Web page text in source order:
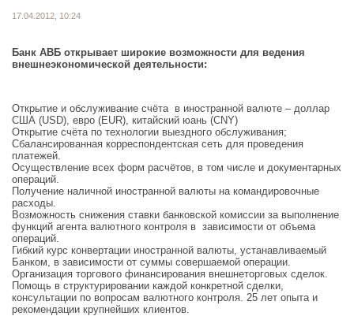
17.04.2012, 10:24
Банк АВБ открывает широкие возможности для ведения
внешнеэкономической деятельности:
Открытие и обслуживание счёта в иностранной валюте – доллар
США (USD), евро (EUR), китайский юань (CNY)
Открытие счёта по технологии выездного обслуживания;
Сбалансированная корреспондентская сеть для проведения
платежей.
Осуществление всех форм расчётов, в том числе и документарных
операций.
Получение наличной иностранной валюты на командировочные
расходы.
Возможность снижения ставки банковской комиссии за выполнение
функций агента валютного контроля в зависимости от объема
операций.
Гибкий курс конвертации иностранной валюты, устанавливаемый
Банком, в зависимости от суммы совершаемой операции.
Организация торгового финансирования внешнеторговых сделок.
Помощь в структурировании каждой конкретной сделки,
консультации по вопросам валютного контроля. 25 лет опыта и
рекомендации крупнейших клиентов.